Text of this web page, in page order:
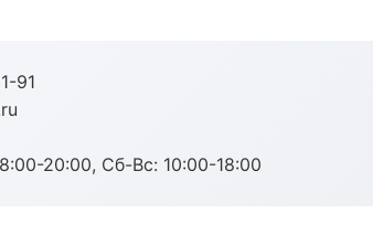
91
20:00, Сб-Вс: 10:00-18:00